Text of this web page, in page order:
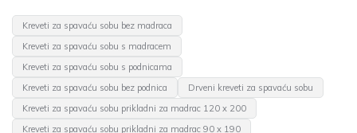
Kreveti za spavaću sobu bez madraca
Kreveti za spavaću sobu s madracem
Kreveti za spavaću sobu s podnicama
Kreveti za spavaću sobu bez podnica
Drveni kreveti za spavaću sobu
Kreveti za spavaću sobu prikladni za madrac 120 x 200
Kreveti za spavaću sobu prikladni za madrac 90 x 190